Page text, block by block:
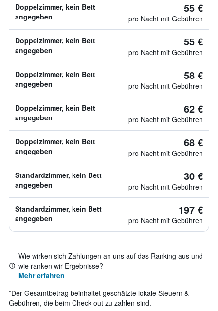
Doppelzimmer, kein Bett
angegeben
55 €
pro Nacht mit Gebühren
Doppelzimmer, kein Bett
angegeben
55 €
pro Nacht mit Gebühren
Doppelzimmer, kein Bett
angegeben
58 €
pro Nacht mit Gebühren
Doppelzimmer, kein Bett
angegeben
62 €
pro Nacht mit Gebühren
Doppelzimmer, kein Bett
angegeben
68 €
pro Nacht mit Gebühren
Standardzimmer, kein Bett
angegeben
30 €
pro Nacht mit Gebühren
Standardzimmer, kein Bett
angegeben
197 €
pro Nacht mit Gebühren
Wie wirken sich Zahlungen an uns auf das Ranking aus und
wie ranken wir Ergebnisse?
Mehr erfahren
*Der Gesamtbetrag beinhaltet geschätzte lokale Steuern &
Gebühren, die beim Check-out zu zahlen sind.